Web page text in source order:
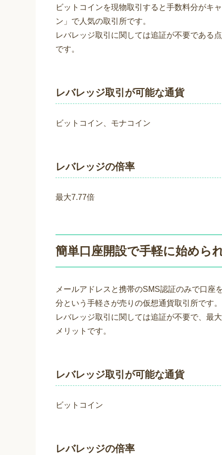
ビットコインを現物取引すると手数料分がキ
ン」で人気の取引所です。
レバレッジ取引に関しては追証が不要である
です。
レバレッジ取引が可能な通貨
ビットコイン、モナコイン
レバレッジの倍率
最大7.77倍
簡単口座開設で手軽に始めら
メールアドレスと携帯のSMS認証のみで口座
分という手軽さが売りの仮想通貨取引所です。
レバレッジ取引に関しては追証が不要で、最
メリットです。
レバレッジ取引が可能な通貨
ビットコイン
レバレッジの倍率